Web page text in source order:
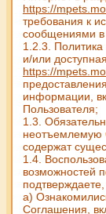
https://
требования к
сообщениями в
1.2.3.
и/или
https://
информации,
Пользователя;
1.3.
неотъемлемую
содержат
1.4.
возможностей
подтверждаете,
а)
Соглашения,